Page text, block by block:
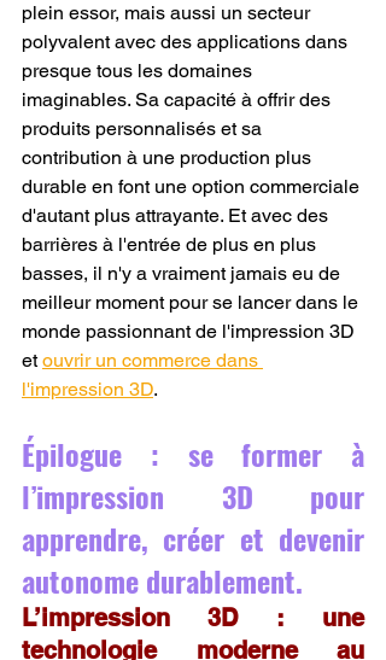
plein essor, mais aussi un secteur
polyvalent avec des applications dans
presque tous les domaines
imaginables. Sa capacité à offrir des
produits personnalisés et sa
contribution à une production plus
durable en font une option commerciale
d'autant plus attrayante. Et avec des
barrières à l'entrée de plus en plus
basses, il n'y a vraiment jamais eu de
meilleur moment pour se lancer dans le
monde passionnant de l'impression 3D
et ouvrir un commerce dans
l'impression 3D.
Épilogue : se former à
l’impression 3D pour
apprendre, créer et devenir
autonome durablement.
L’impression 3D : une
technologie moderne au